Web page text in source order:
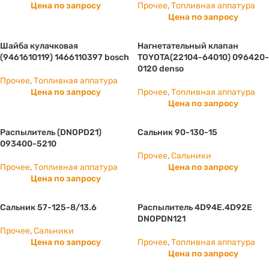
Цена по запросу
Прочее,Топливная аппатура
Цена по запросу
Шайба кулачковая
(9461610119) 1466110397 bosch
Прочее,Топливная аппатура
Цена по запросу
Нагнетательный клапан
TOYOTA(22104-64010) 096420-
0120 denso
Прочее,Топливная аппатура
Цена по запросу
Распылитель (DNOPD21)
093400-5210
Прочее,Топливная аппатура
Цена по запросу
Сальник 90-130-15
Прочее,Сальники
Цена по запросу
Сальник 57-125-8/13.6
Прочее,Сальники
Цена по запросу
Распылитель 4D94E.4D92E
DNOPDN121
Прочее,Топливная аппатура
Цена по запросу